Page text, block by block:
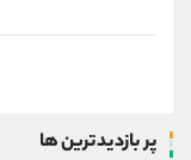
پر بازدیدترین ها